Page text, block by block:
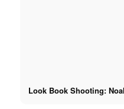
Look Book Shooting: